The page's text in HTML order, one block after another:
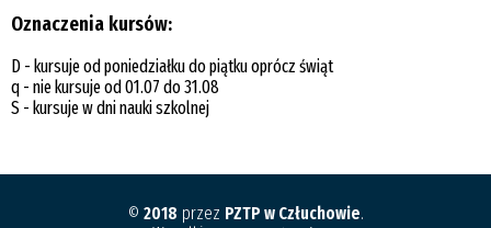
Oznaczenia kursów:
D - kursuje od poniedziałku do piątku oprócz świąt
q - nie kursuje od 01.07 do 31.08
S - kursuje w dni nauki szkolnej
© 2018 przez PZTP w Człuchowie.